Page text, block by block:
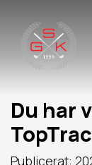
Du har
Publicerat: